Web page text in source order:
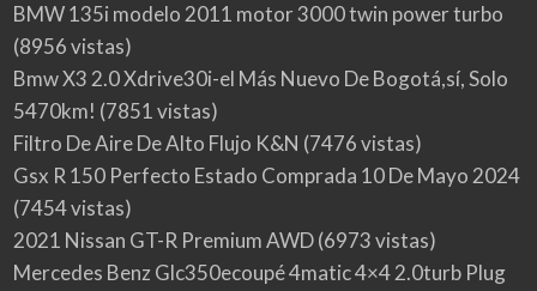
BMW 135i modelo 2011 motor 3000 twin power turbo
(8956 vistas)
Bmw X3 2.0 Xdrive30i-el Más Nuevo De Bogotá,sí, Solo
5470km! (7851 vistas)
Filtro De Aire De Alto Flujo K&N (7476 vistas)
Gsx R 150 Perfecto Estado Comprada 10 De Mayo 2024
(7454 vistas)
2021 Nissan GT-R Premium AWD(6973 vistas)
Mercedes Benz Glc350ecoupé 4matic 4×4 2.0turb Plug